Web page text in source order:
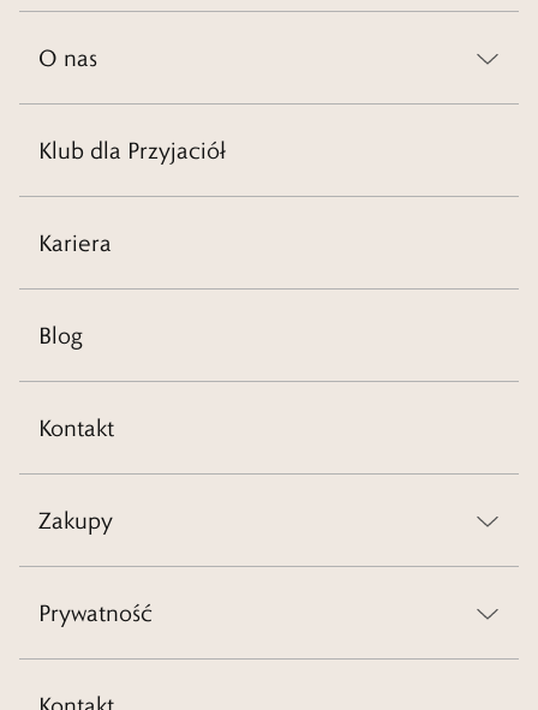
O nas
Klub dla Przyjaciół
Kariera
Blog
Kontakt
Zakupy
Prywatność